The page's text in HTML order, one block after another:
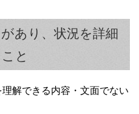
あり、状況を詳細
と
解できる内容・文面でない